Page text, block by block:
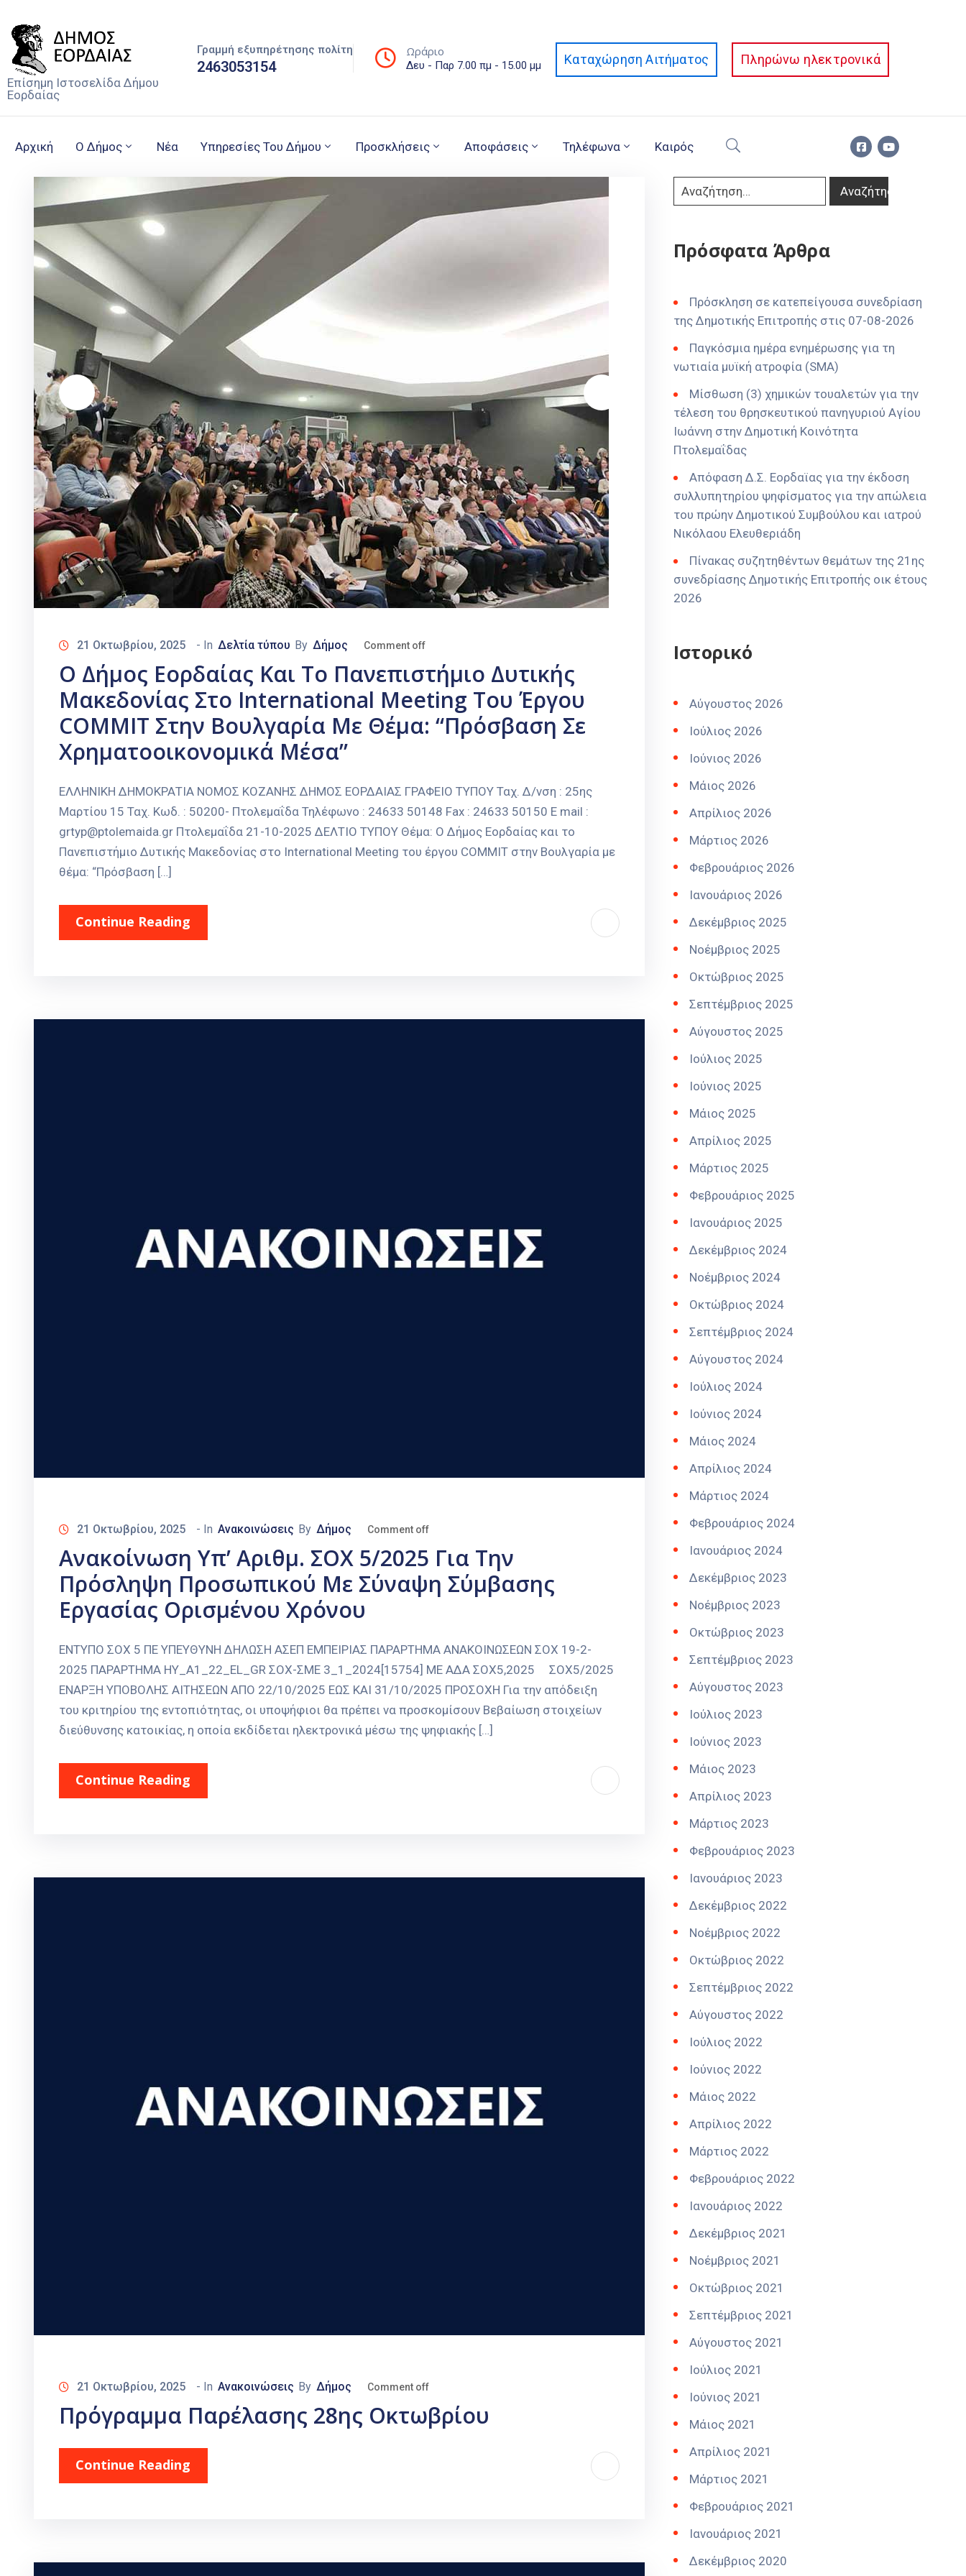
Επίσημη Ιστοσελίδα Δήμου
Εορδαίας
Γραμμή εξυπηρέτησης πολίτη
2463053154
Ωράριο
Δευ - Παρ 7.00 πμ - 15.00 μμ Καταχώρηση Αιτήματος Πληρώνω ηλεκτρονικά
Αρχική Ο Δήμος Νέα Υπηρεσίες Του Δήμου Προσκλήσεις Αποφάσεις Τηλέφωνα Καιρός
21 Οκτωβρίου, 2025 - In Δελτία τύπου By Δήμος Comment off
Ο Δήμος Εορδαίας Και Το Πανεπιστήμιο Δυτικής
Μακεδονίας Στο International Meeting Του Έργου
COMMIT Στην Βουλγαρία Με Θέμα: “Πρόσβαση Σε
Χρηματοοικονομικά Μέσα”
ΕΛΛΗΝΙΚΗ ΔΗΜΟΚΡΑΤΙΑ ΝΟΜΟΣ ΚΟΖΑΝΗΣ ΔΗΜΟΣ ΕΟΡΔΑΙΑΣ ΓΡΑΦΕΙΟ ΤΥΠΟΥ Ταχ. Δ/νση : 25ης
Μαρτίου 15 Ταχ. Κωδ. : 50200- Πτολεμαΐδα Τηλέφωνο : 24633 50148 Fax : 24633 50150 E mail :
grtyp@ptolemaida.gr Πτολεμαΐδα 21-10-2025 ΔΕΛΤΙΟ ΤΥΠΟΥ Θέμα: Ο Δήμος Εορδαίας και το
Πανεπιστήμιο Δυτικής Μακεδονίας στο International Meeting του έργου COMMIT στην Βουλγαρία με
θέμα: “Πρόσβαση […]
Continue Reading
21 Οκτωβρίου, 2025 - In Ανακοινώσεις By Δήμος Comment off
Ανακοίνωση Υπ’ Αριθμ. ΣΟΧ 5/2025 Για Την
Πρόσληψη Προσωπικού Με Σύναψη Σύμβασης
Εργασίας Ορισμένου Χρόνου
ΕΝΤΥΠΟ ΣΟΧ 5 ΠΕ ΥΠΕΥΘΥΝΗ ΔΗΛΩΣΗ ΑΣΕΠ ΕΜΠΕΙΡΙΑΣ ΠΑΡΑΡΤΗΜΑ ΑΝΑΚΟΙΝΩΣΕΩΝ ΣΟΧ 19-2-
2025 ΠΑΡΑΡΤΗΜΑ ΗΥ_A1_22_EL_GR ΣΟΧ-ΣΜΕ 3_1_2024[15754] ΜΕ ΑΔΑ ΣΟΧ5,2025 ΣΟΧ5/2025
ΕΝΑΡΞΗ ΥΠΟΒΟΛΗΣ ΑΙΤΗΣΕΩΝ ΑΠΟ 22/10/2025 ΕΩΣ ΚΑΙ 31/10/2025 ΠΡΟΣΟΧΗ Για την απόδειξη
του κριτηρίου της εντοπιότητας, οι υποψήφιοι θα πρέπει να προσκομίσουν Βεβαίωση στοιχείων
διεύθυνσης κατοικίας, η οποία εκδίδεται ηλεκτρονικά μέσω της ψηφιακής […]
Continue Reading
21 Οκτωβρίου, 2025 - In Ανακοινώσεις By Δήμος Comment off
Πρόγραμμα Παρέλασης 28ης Οκτωβρίου
Continue Reading
Πρόσφατα Άρθρα
Πρόσκληση σε κατεπείγουσα συνεδρίαση
της Δημοτικής Επιτροπής στις 07-08-2026
Παγκόσμια ημέρα ενημέρωσης για τη
νωτιαία μυϊκή ατροφία (SMA)
Μίσθωση (3) χημικών τουαλετών για την
τέλεση του θρησκευτικού πανηγυριού Αγίου
Ιωάννη στην Δημοτική Κοινότητα
Πτολεμαΐδας
Απόφαση Δ.Σ. Εορδαϊας για την έκδοση
συλλυπητηρίου ψηφίσματος για την απώλεια
του πρώην Δημοτικού Συμβούλου και ιατρού
Νικόλαου Ελευθεριάδη
Πίνακας συζητηθέντων θεμάτων της 21ης
συνεδρίασης Δημοτικής Επιτροπής οικ έτους
2026
Ιστορικό
Αύγουστος 2026
Ιούλιος 2026
Ιούνιος 2026
Μάιος 2026
Απρίλιος 2026
Μάρτιος 2026
Φεβρουάριος 2026
Ιανουάριος 2026
Δεκέμβριος 2025
Νοέμβριος 2025
Οκτώβριος 2025
Σεπτέμβριος 2025
Αύγουστος 2025
Ιούλιος 2025
Ιούνιος 2025
Μάιος 2025
Απρίλιος 2025
Μάρτιος 2025
Φεβρουάριος 2025
Ιανουάριος 2025
Δεκέμβριος 2024
Νοέμβριος 2024
Οκτώβριος 2024
Σεπτέμβριος 2024
Αύγουστος 2024
Ιούλιος 2024
Ιούνιος 2024
Μάιος 2024
Απρίλιος 2024
Μάρτιος 2024
Φεβρουάριος 2024
Ιανουάριος 2024
Δεκέμβριος 2023
Νοέμβριος 2023
Οκτώβριος 2023
Σεπτέμβριος 2023
Αύγουστος 2023
Ιούλιος 2023
Ιούνιος 2023
Μάιος 2023
Απρίλιος 2023
Μάρτιος 2023
Φεβρουάριος 2023
Ιανουάριος 2023
Δεκέμβριος 2022
Νοέμβριος 2022
Οκτώβριος 2022
Σεπτέμβριος 2022
Αύγουστος 2022
Ιούλιος 2022
Ιούνιος 2022
Μάιος 2022
Απρίλιος 2022
Μάρτιος 2022
Φεβρουάριος 2022
Ιανουάριος 2022
Δεκέμβριος 2021
Νοέμβριος 2021
Οκτώβριος 2021
Σεπτέμβριος 2021
Αύγουστος 2021
Ιούλιος 2021
Ιούνιος 2021
Μάιος 2021
Απρίλιος 2021
Μάρτιος 2021
Φεβρουάριος 2021
Ιανουάριος 2021
Δεκέμβριος 2020